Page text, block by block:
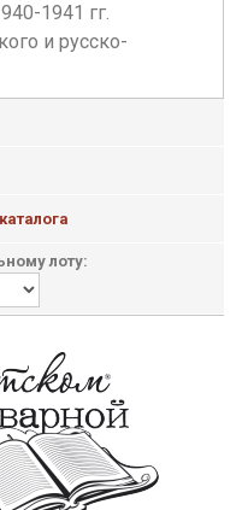
1941 гг.
и русско-
лоту: